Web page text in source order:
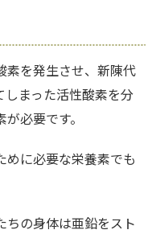
素を発生させ、新陳代
まった活性酸素を分
必要です。
めに必要な栄養素でも
ちの身体は亜鉛をスト